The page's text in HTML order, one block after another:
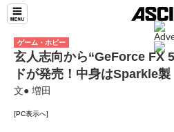
ゲーム・ホビー
玄人志向から“GeForce FX
ドが発売！中身はSparkle製
文● 増田
[PC表示へ]